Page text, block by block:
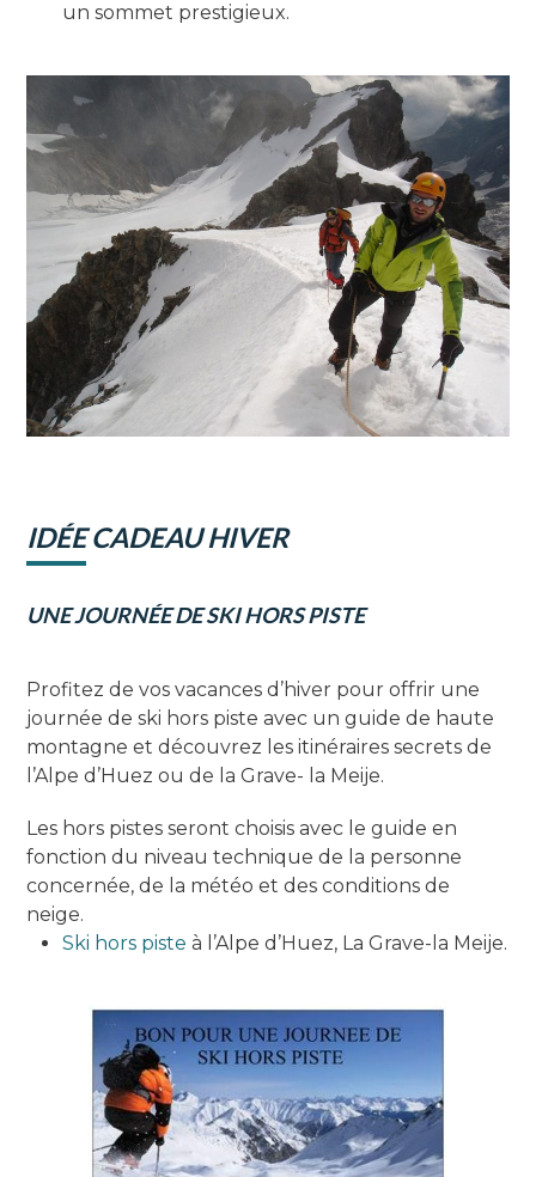
un sommet prestigieux.
IDÉE CADEAU HIVER
UNE JOURNÉE DE SKI HORS PISTE
Profitez de vos vacances d’hiver pour offrir une
journée de ski hors piste avec un guide de haute
montagne et découvrez les itinéraires secrets de
l’Alpe d’Huez ou de la Grave- la Meije.
Les hors pistes seront choisis avec le guide en
fonction du niveau technique de la personne
concernée, de la météo et des conditions de
neige.
Ski hors piste à l’Alpe d’Huez, La Grave-la Meije.